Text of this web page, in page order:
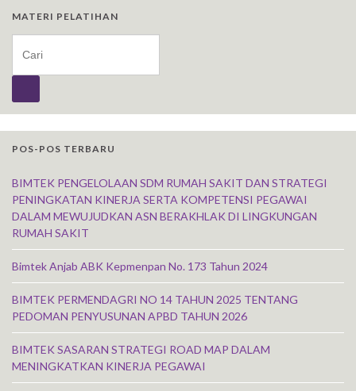
MATERI PELATIHAN
POS-POS TERBARU
BIMTEK PENGELOLAAN SDM RUMAH SAKIT DAN STRATEGI
PENINGKATAN KINERJA SERTA KOMPETENSI PEGAWAI
DALAM MEWUJUDKAN ASN BERAKHLAK DI LINGKUNGAN
RUMAH SAKIT
Bimtek Anjab ABK Kepmenpan No. 173 Tahun 2024
BIMTEK PERMENDAGRI NO 14 TAHUN 2025 TENTANG
PEDOMAN PENYUSUNAN APBD TAHUN 2026
BIMTEK SASARAN STRATEGI ROAD MAP DALAM
MENINGKATKAN KINERJA PEGAWAI